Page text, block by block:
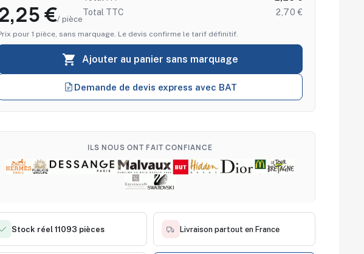
 Ajouter au panier sans marquage
€/ pièce
Total TTC
2,70 €
pour 1 pièce, sans marquage. Le devis confirme le tarif définitif.
Demande de devis express avec BAT
ILS NOUS ONT FAIT CONFIANCE
Stock réel 11093 pièces Livraison partout en France